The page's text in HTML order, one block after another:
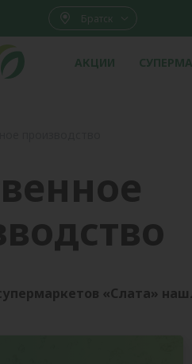
Братск
АКЦИИ
«Слата»